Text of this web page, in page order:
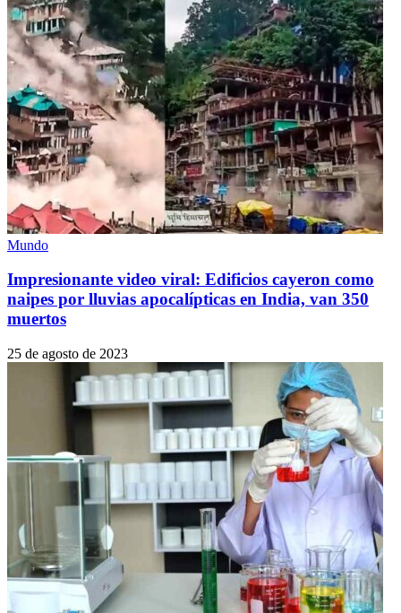
Mundo
Impresionante video viral: Edificios cayeron como
naipes por lluvias apocalípticas en India, van 350
muertos
25 de agosto de 2023